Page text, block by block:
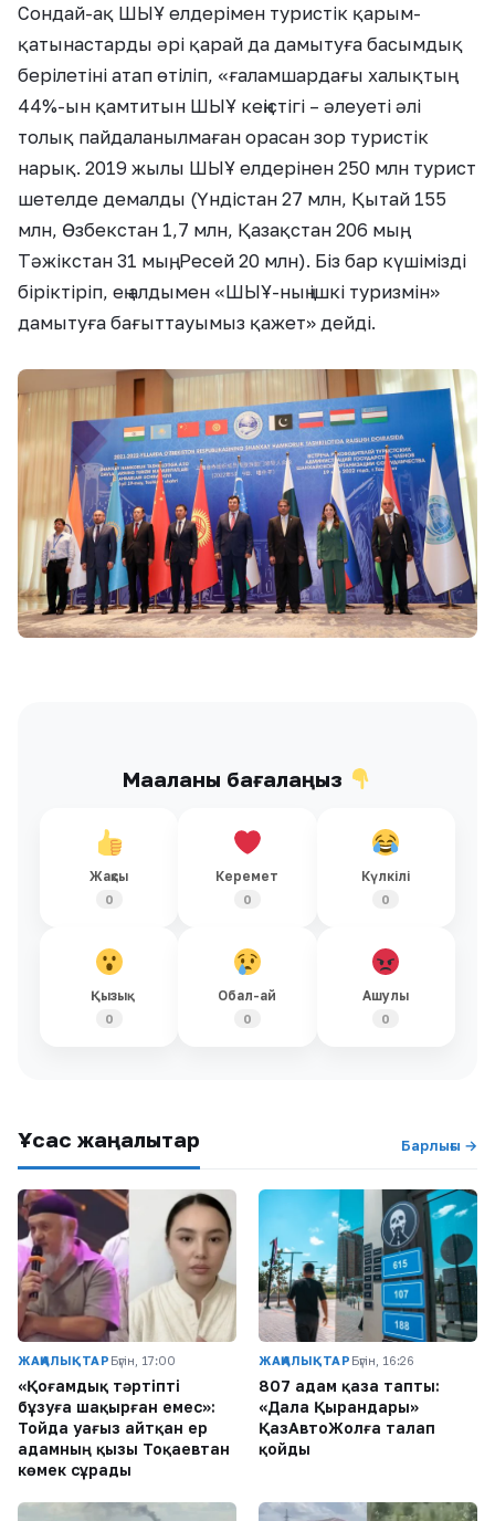
Сондай-ақ ШЫҰ елдерімен туристік қарым-
қатынастарды әрі қарай да дамытуға басымдық
берілетіні атап өтіліп, «ғаламшардағы халықтың
44%-ын қамтитын ШЫҰ кеңістігі – әлеуеті әлі
толық пайдаланылмаған орасан зор туристік
нарық. 2019 жылы ШЫҰ елдерінен 250 млн турист
шетелде демалды (Үндістан 27 млн, Қытай 155
млн, Өзбекстан 1,7 млн, Қазақстан 206 мың,
Тәжікстан 31 мың, Ресей 20 млн). Біз бар күшімізді
біріктіріп, ең алдымен «ШЫҰ-ның ішкі туризмін»
дамытуға бағыттауымыз қажет» дейді.
Мақаланы бағалаңыз
Жақсы
0
Керемет
0
Күлкілі
0
Қызық
0
Обал-ай
0
Ашулы
0
Ұқсас жаңалықтар Барлығы →
ЖАҢАЛЫҚТАР Бүгін, 17:00
«Қоғамдық тәртіпті
бұзуға шақырған емес»:
Тойда уағыз айтқан ер
адамның қызы Тоқаевтан
көмек сұрады
ЖАҢАЛЫҚТАР Бүгін, 16:26
807 адам қаза тапты:
«Дала Қырандары»
ҚазАвтоЖолға талап
қойды